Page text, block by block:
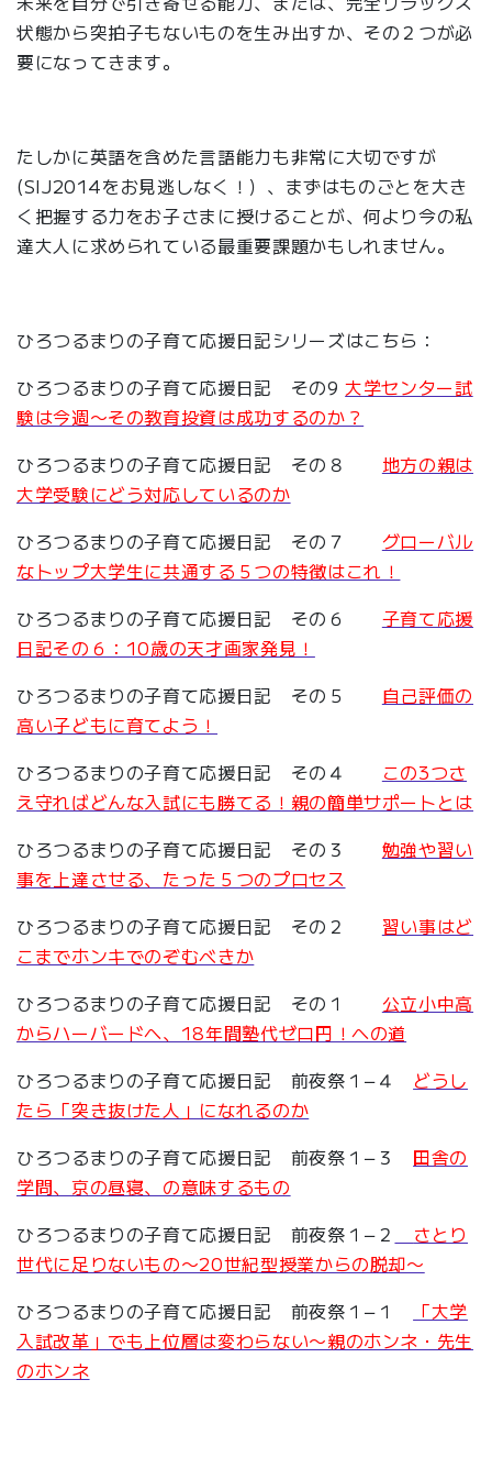
状態から突拍子もないものを生み出すか、その２つが必
要になってきます。
たしかに英語を含めた言語能力も非常に大切ですが
(SIJ2014をお見逃しなく！）、まずはものごとを大き
く把握する力をお子さまに授けることが、何より今の私
達大人に求められている最重要課題かもしれません。
ひろつるまりの子育て応援日記シリーズはこちら：
ひろつるまりの子育て応援日記 その9大学センター試
験は今週〜その教育投資は成功するのか？
ひろつるまりの子育て応援日記 その８ 地方の親は
大学受験にどう対応しているのか
ひろつるまりの子育て応援日記 その７ グローバル
なトップ大学生に共通する５つの特徴はこれ！
ひろつるまりの子育て応援日記 その６ 子育て応援
日記その６：10歳の天才画家発見！
ひろつるまりの子育て応援日記 その５ 自己評価の
高い子どもに育てよう！
ひろつるまりの子育て応援日記 その４ この3つさ
え守ればどんな入試にも勝てる！親の簡単サポートとは
ひろつるまりの子育て応援日記 その３ 勉強や習い
事を上達させる、たった５つのプロセス
ひろつるまりの子育て応援日記 その２ 習い事はど
こまでホンキでのぞむべきか
ひろつるまりの子育て応援日記 その１ 公立小中高
からハーバードへ、18年間塾代ゼロ円！への道
ひろつるまりの子育て応援日記 前夜祭１−４ どうし
たら「突き抜けた人」になれるのか
ひろつるまりの子育て応援日記 前夜祭１−３ 田舎の
学問、京の昼寝、の意味するもの
ひろつるまりの子育て応援日記 前夜祭１−２
さとり
世代に足りないもの〜20世紀型授業からの脱却〜
ひろつるまりの子育て応援日記 前夜祭１−１
「大学
入試改革」でも上位層は変わらない〜親のホンネ・先生
のホンネ